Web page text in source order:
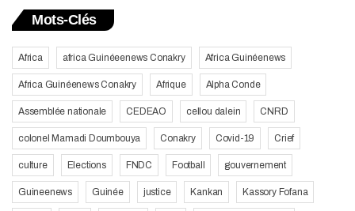
Mots-Clés
Africa africa Guinéeenews Conakry Africa Guinéenews
Africa Guinéenews Conakry Afrique Alpha Conde
Assemblée nationale CEDEAO cellou dalein CNRD
colonel Mamadi Doumbouya Conakry Covid-19 Crief
culture Elections FNDC Football gouvernement
Guineenews Guinée justice Kankan Kassory Fofana